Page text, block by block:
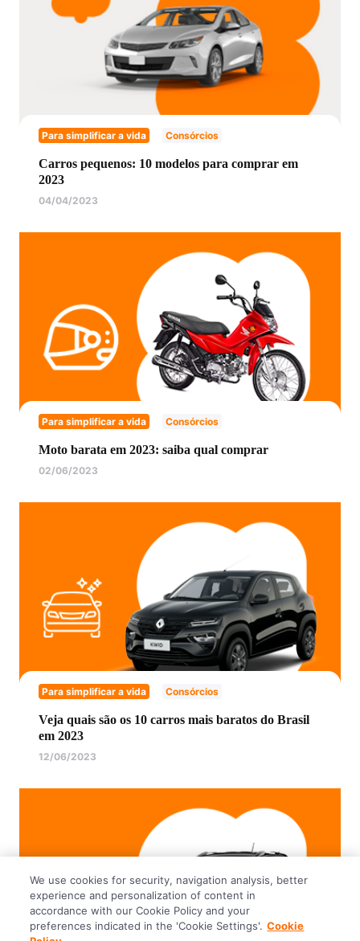
Para simplificar a vida Consórcios
Carros pequenos: 10 modelos para comprar em
2023
04/04/2023
Para simplificar a vida Consórcios
Moto barata em 2023: saiba qual comprar
02/06/2023
Para simplificar a vida Consórcios
Veja quais são os 10 carros mais baratos do Brasil
em 2023
12/06/2023
We use cookies for security, navigation analysis, better
experience and personalization of content in
accordance with our Cookie Policy and your
preferences indicated in the 'Cookie Settings'. Cookie